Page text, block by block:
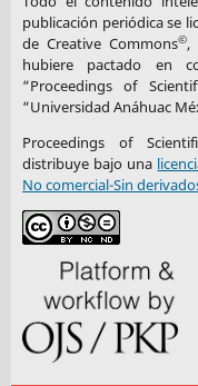
publicación periódica se
de Creative Commons©,
hubiere pactado en
“Proceedings of
“Universidad Anáhuac
Proceedings of
distribuye bajo una
No comercial-Sin